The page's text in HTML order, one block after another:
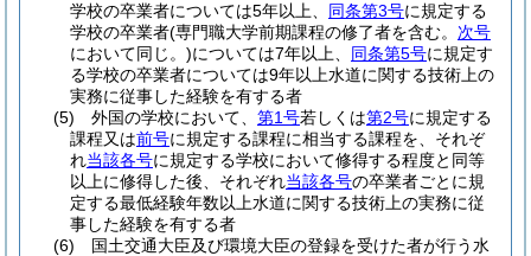
学校の卒業者については5年以上、 同条第3号に規定する
学校の卒業者(専門職大学前期課程の修了者を含む。 次号
において同じ。)については7年以上、 同条第5号に規定す
る学校の卒業者については9年以上水道に関する技術上の
実務に従事した経験を有する者
(5)
外国の学校において、 第1号若しくは第2号に規定する
課程又は前号に規定する課程に相当する課程を、それぞ
れ当該各号に規定する学校において修得する程度と同等
以上に修得した後、それぞれ当該各号の卒業者ごとに規
定する最低経験年数以上水道に関する技術上の実務に従
事した経験を有する者
(6)
国土交通大臣及び環境大臣の登録を受けた者が行う水